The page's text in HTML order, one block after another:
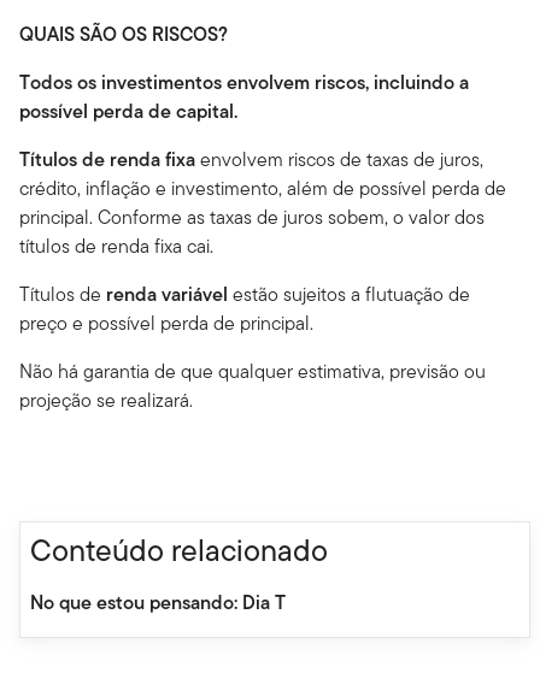
QUAIS SÃO OS RISCOS?
Todos os investimentos envolvem riscos, incluindo a
possível perda de capital.
Títulos de renda fixaenvolvem riscos de taxas de juros,
crédito, inflação e investimento, além de possível perda de
principal. Conforme as taxas de juros sobem, o valor dos
títulos de renda fixa cai.
Títulos de renda variável estão sujeitos a flutuação de
preço e possível perda de principal.
Não há garantia de que qualquer estimativa, previsão ou
projeção se realizará.
Conteúdo relacionado
No que estou pensando: Dia T